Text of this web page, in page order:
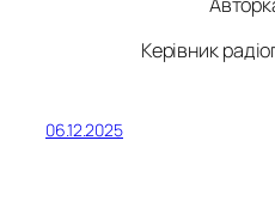
Керівник
06.12.2025